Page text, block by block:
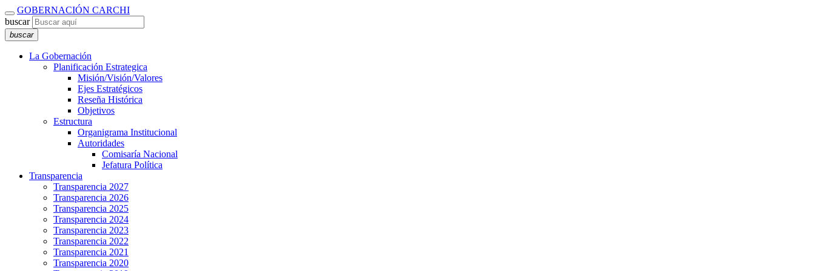
GOBERNACIÓN CARCHI
buscar
buscar
La Gobernación
Planificación Estrategica
Misión/Visión/Valores
Ejes Estratégicos
Reseña Histórica
Objetivos
Estructura
Organigrama Institucional
Autoridades
Comisaría Nacional
Jefatura Política
Transparencia
Transparencia 2027
Transparencia 2026
Transparencia 2025
Transparencia 2024
Transparencia 2023
Transparencia 2022
Transparencia 2021
Transparencia 2020